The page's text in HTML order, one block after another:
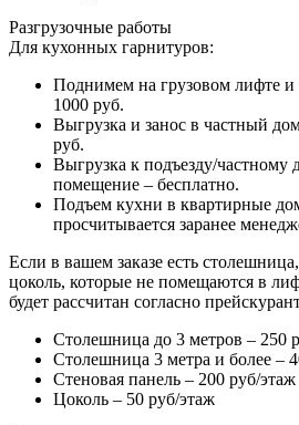
Разгрузочные работы
Для кухонных гарнитуров:
Поднимем на грузовом лифте и
1000 руб.
Выгрузка и занос в частный
руб.
Выгрузка к подъезду/частному
помещение – бесплатно.
Подъем кухни в квартирные
просчитывается заранее
Если в вашем заказе есть
цоколь, которые не помещаются в
будет рассчитан согласно
Столешница до 3 метров – 250
Столешница 3 метра и более –
Стеновая панель – 200 руб/этаж
Цоколь – 50 руб/этаж